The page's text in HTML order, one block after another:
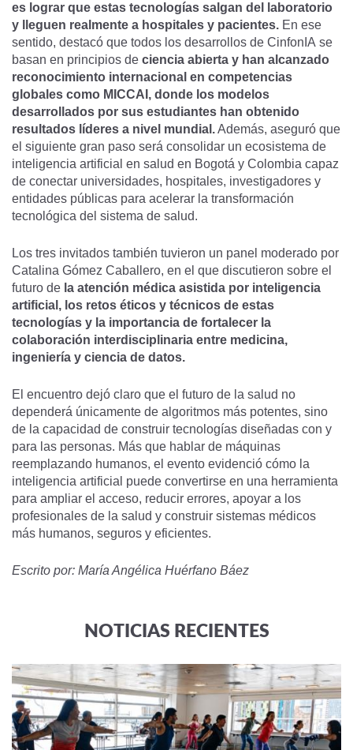
es lograr que estas tecnologías salgan del laboratorio
y lleguen realmente a hospitales y pacientes. En ese
sentido, destacó que todos los desarrollos de CinfonIA se
basan en principios de ciencia abierta y han alcanzado
reconocimiento internacional en competencias
globales como MICCAI, donde los modelos
desarrollados por sus estudiantes han obtenido
resultados líderes a nivel mundial.Además, aseguró que
el siguiente gran paso será consolidar un ecosistema de
inteligencia artificial en salud en Bogotá y Colombia capaz
de conectar universidades, hospitales, investigadores y
entidades públicas para acelerar la transformación
tecnológica del sistema de salud.
Los tres invitados también tuvieron un panel moderado por
Catalina Gómez Caballero, en el que discutieron sobre el
futuro de la atención médica asistida por inteligencia
artificial, los retos éticos y técnicos de estas
tecnologías y la importancia de fortalecer la
colaboración interdisciplinaria entre medicina,
ingeniería y ciencia de datos.
El encuentro dejó claro que el futuro de la salud no
dependerá únicamente de algoritmos más potentes, sino
de la capacidad de construir tecnologías diseñadas con y
para las personas. Más que hablar de máquinas
reemplazando humanos, el evento evidenció cómo la
inteligencia artificial puede convertirse en una herramienta
para ampliar el acceso, reducir errores, apoyar a los
profesionales de la salud y construir sistemas médicos
más humanos, seguros y eficientes.
Escrito por: María Angélica Huérfano Báez
NOTICIAS RECIENTES